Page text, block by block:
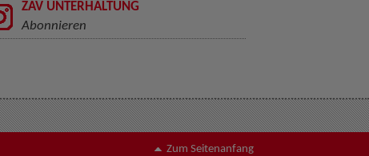
ZAV UNTERHALTUNG
Abonnieren
Zum Seitenanfang